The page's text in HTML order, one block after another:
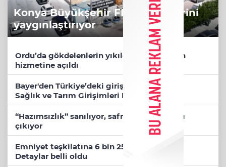
Konya Büyükşehir FERA şubelerini
yaygınlaştırıyor
Ordu’da gökdelenlerin yıkıldığı sahil halkın
hizmetine açıldı
Bayer'den Türkiye’deki girişimcilere ‘Dijital
Sağlık ve Tarım Girişimleri Haritası’ çağrısı
“Hazımsızlık” sanılıyor, safra kesesi iltihabı
çıkıyor
Emniyet teşkilatına 6 bin 250 yeni kadro!
Detaylar belli oldu